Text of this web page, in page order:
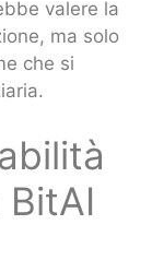
valere la
ma solo
che si